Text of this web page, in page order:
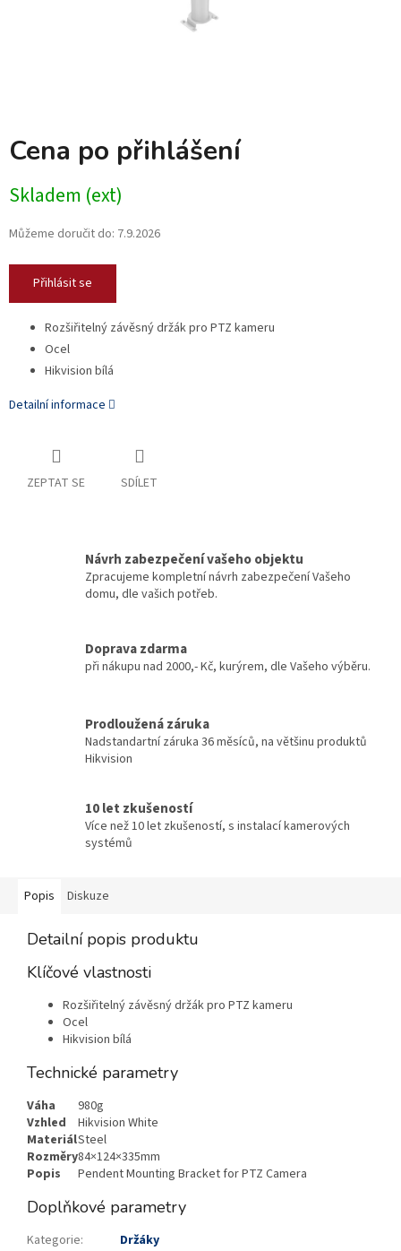
Cena po přihlášení
Skladem (ext)
Můžeme doručit do: 7.9.2026
Přihlásit se
Rozšiřitelný závěsný držák pro PTZ kameru
Ocel
Hikvision bílá
Detailní informace
ZEPTAT SE SDÍLET
Návrh zabezpečení vašeho objektu
Zpracujeme kompletní návrh zabezpečení Vašeho
domu, dle vašich potřeb.
Doprava zdarma
při nákupu nad 2000,- Kč, kurýrem, dle Vašeho výběru.
Prodloužená záruka
Nadstandartní záruka 36 měsíců, na většinu produktů
Hikvision
10 let zkušeností
Více než 10 let zkušeností, s instalací kamerových
systémů
Popis Diskuze
Detailní popis produktu
Klíčové vlastnosti
Rozšiřitelný závěsný držák pro PTZ kameru
Ocel
Hikvision bílá
Technické parametry
Váha
980g
Vzhled
Hikvision White
MateriálSteel
Rozměry84×124×335mm
Popis
Pendent Mounting Bracket for PTZ Camera
Doplňkové parametry
Kategorie:
Držáky